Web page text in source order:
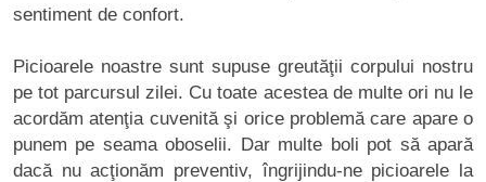
sentiment de confort.
Picioarele noastre sunt supuse greutăţii corpului nostru
pe tot parcursul zilei. Cu toate acestea de multe ori nu le
acordăm atenţia cuvenită şi orice problemă care apare o
punem pe seama oboselii. Dar multe boli pot să apară
dacă nu acţionăm preventiv, îngrijindu-ne picioarele la